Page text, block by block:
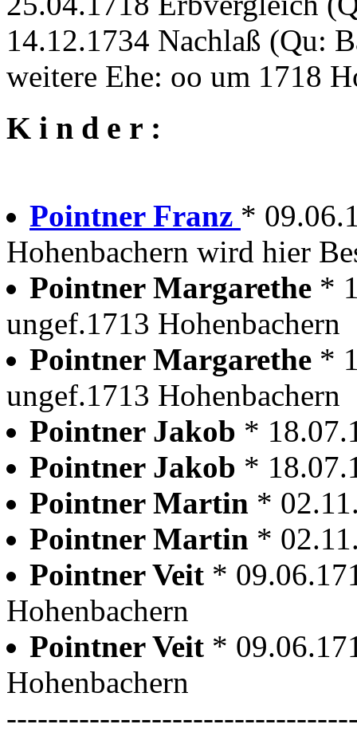
14.12.1734 Nachlaß (Qu:
weitere Ehe: oo um 1718
K i n d e r :
Pointner Franz *
Hohenbachern wird hier
Pointner Margarethe *
ungef.1713 Hohenbachern
Pointner Margarethe *
ungef.1713 Hohenbachern
Pointner Jakob *
Pointner Jakob *
Pointner Martin *
Pointner Martin *
Pointner Veit *
Hohenbachern
Pointner Veit *
Hohenbachern